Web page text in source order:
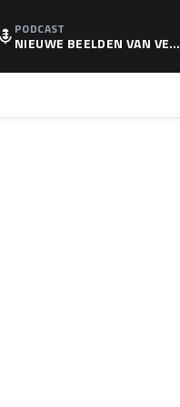
PODCAST
NIEUWE BEELDEN VAN VER
WEET IS ER NU GETEKEND'